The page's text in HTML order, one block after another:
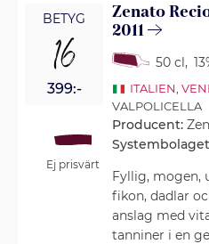
BETYG
16
399:-
Ej prisvärt
Zenato
2011
50 cl,
ITALIEN
VALPOLICELLA
Producent:
Fyllig, mogen,
fikon, dadlar
anslag med
tanniner i en